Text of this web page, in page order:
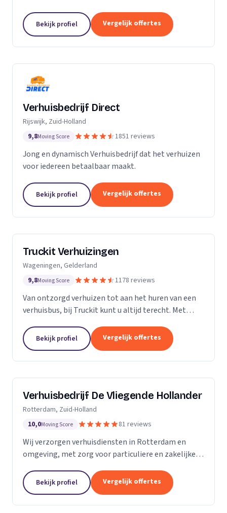
opslag van inboedel, de- en montageservice,...
Bekijk profiel Vergelijk offertes
Verhuisbedrijf Direct
Rijswijk, Zuid-Holland
9,8Moving Score 1851 reviews
Jong en dynamisch Verhuisbedrijf dat het verhuizen
voor iedereen betaalbaar maakt.
Bekijk profiel Vergelijk offertes
Truckit Verhuizingen
Wageningen, Gelderland
9,8Moving Score 1178 reviews
Van ontzorgd verhuizen tot aan het huren van een
verhuisbus, bij Truckit kunt u altijd terecht. Met
klanten geholpen door heel Nederland.
Bekijk profiel Vergelijk offertes
Verhuisbedrijf De Vliegende Hollander
Rotterdam, Zuid-Holland
10,0Moving Score 81 reviews
Wij verzorgen verhuisdiensten in Rotterdam en
omgeving, met zorg voor particuliere en zakelijke
Bekijk profiel Vergelijk offertes